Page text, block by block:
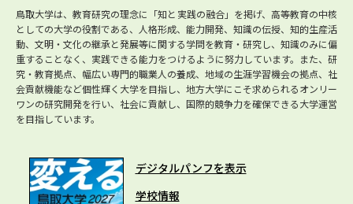
鳥取大学は、教育研究の理念に「知と実践の融合」を掲げ、高等教育の中核
としての大学の役割である、人格形成、能力開発、知識の伝授、知的生産活
動、文明・文化の継承と発展等に関する学問を教育・研究し、知識のみに偏
重することなく、実践できる能力をつけるように努力しています。また、研
究・教育拠点、幅広い専門的職業人の養成、地域の生涯学習機会の拠点、社
会貢献機能など個性輝く大学を目指し、地方大学にこそ求められるオンリー
ワンの研究開発を行い、社会に貢献し、国際的競争力を確保できる大学運営
を目指しています。
デジタルパンフを表示
学校情報